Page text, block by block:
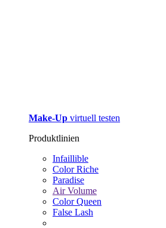
Make-Up virtuell testen
Produktlinien
Infaillible
Color Riche
Paradise
Air Volume
Color Queen
False Lash